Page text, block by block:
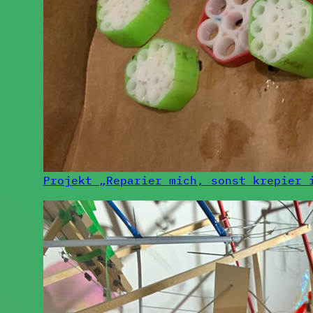
Projekt „Reparier mich, sonst krepier